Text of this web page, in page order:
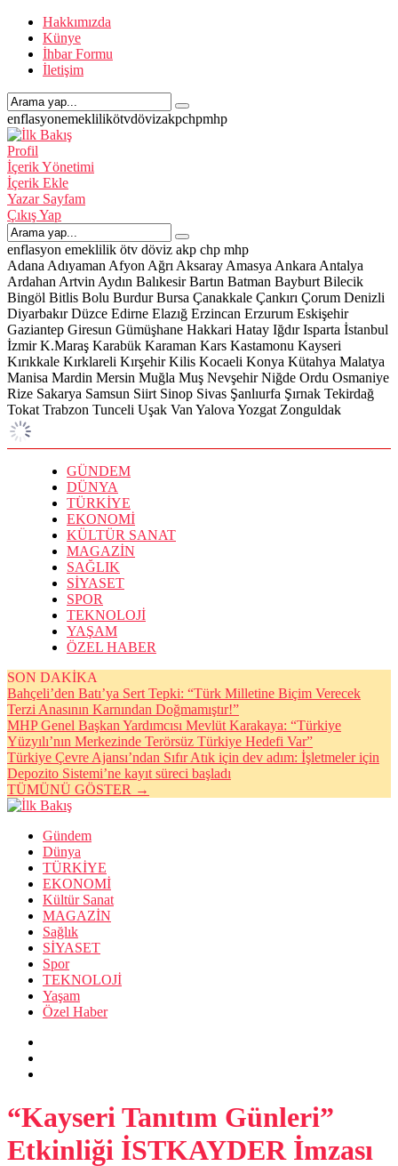
Hakkımızda
Künye
İhbar Formu
İletişim
enflasyonemeklilikötvdövizakpchpmhp
Profil
İçerik Yönetimi
İçerik Ekle
Yazar Sayfam
Çıkış Yap
enflasyon emeklilik ötv döviz akp chp mhp
Adana Adıyaman Afyon Ağrı Aksaray Amasya Ankara Antalya
Ardahan Artvin Aydın Balıkesir Bartın Batman Bayburt Bilecik
Bingöl Bitlis Bolu Burdur Bursa Çanakkale Çankırı Çorum Denizli
Diyarbakır Düzce Edirne Elazığ Erzincan Erzurum Eskişehir
Gaziantep Giresun Gümüşhane Hakkari Hatay Iğdır Isparta İstanbul
İzmir K.Maraş Karabük Karaman Kars Kastamonu Kayseri
Kırıkkale Kırklareli Kırşehir Kilis Kocaeli Konya Kütahya Malatya
Manisa Mardin Mersin Muğla Muş Nevşehir Niğde Ordu Osmaniye
Rize Sakarya Samsun Siirt Sinop Sivas Şanlıurfa Şırnak Tekirdağ
Tokat Trabzon Tunceli Uşak Van Yalova Yozgat Zonguldak
GÜNDEM
DÜNYA
TÜRKİYE
EKONOMİ
KÜLTÜR SANAT
MAGAZİN
SAĞLIK
SİYASET
SPOR
TEKNOLOJİ
YAŞAM
ÖZEL HABER
SON DAKİKA
Bahçeli’den Batı’ya Sert Tepki: “Türk Milletine Biçim Verecek
Terzi Anasının Karnından Doğmamıştır!”
MHP Genel Başkan Yardımcısı Mevlüt Karakaya: “Türkiye
Yüzyılı’nın Merkezinde Terörsüz Türkiye Hedefi Var”
Türkiye Çevre Ajansı’ndan Sıfır Atık için dev adım: İşletmeler için
Depozito Sistemi’ne kayıt süreci başladı
TÜMÜNÜ GÖSTER →
Gündem
Dünya
TÜRKİYE
EKONOMİ
Kültür Sanat
MAGAZİN
Sağlık
SİYASET
Spor
TEKNOLOJİ
Yaşam
Özel Haber
“Kayseri Tanıtım Günleri”
Etkinliği İSTKAYDER İmzası